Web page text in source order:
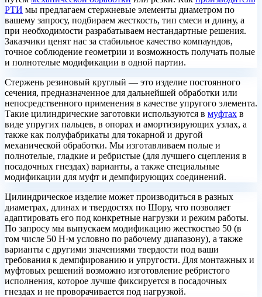
РТИ мы предлагаем стержневые элементы диаметром по
вашему запросу, подбираем жесткость, тип смеси и длину, а
при необходимости разрабатываем нестандартные решения.
Заказчики ценят нас за стабильное качество компаундов,
точное соблюдение геометрии и возможность получать полые
и полнотелые модификации в одной партии.
Стержень резиновый круглый — это изделие постоянного
сечения, предназначенное для дальнейшей обработки или
непосредственного применения в качестве упругого элемента.
Такие цилиндрические заготовки используются в муфтах в
виде упругих пальцев, в опорах и амортизирующих узлах, а
также как полуфабрикаты для токарной и другой
механической обработки. Мы изготавливаем полые и
полнотелые, гладкие и ребристые (для лучшего сцепления в
посадочных гнездах) варианты, а также специальные
модификации для муфт и демпфирующих соединений.
Цилиндрическое изделие может производиться в разных
диаметрах, длинах и твердостях по Шору, что позволяет
адаптировать его под конкретные нагрузки и режим работы.
По запросу мы выпускаем модификацию жесткостью 50 (в
том числе 50 Н·м условно по рабочему диапазону), а также
варианты с другими значениями твердости под ваши
требования к демпфированию и упругости. Для монтажных и
муфтовых решений возможно изготовление ребристого
исполнения, которое лучше фиксируется в посадочных
гнездах и не проворачивается под нагрузкой.